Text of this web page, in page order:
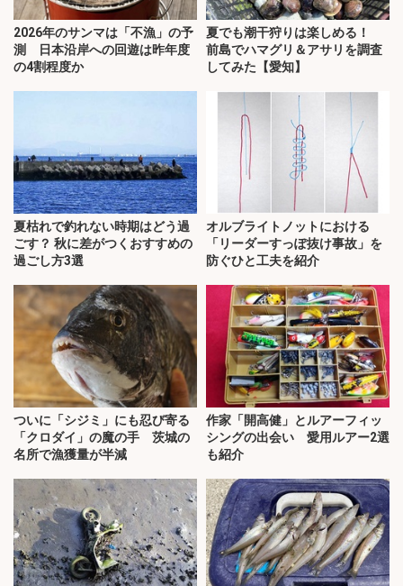
2026年のサンマは「不漁」の予
測 日本沿岸への回遊は昨年度
の4割程度か
夏でも潮干狩りは楽しめる！
前島でハマグリ＆アサリを調査
してみた【愛知】
夏枯れで釣れない時期はどう過
ごす？ 秋に差がつくおすすめの
過ごし方3選
オルブライトノットにおける
「リーダーすっぽ抜け事故」を
防ぐひと工夫を紹介
ついに「シジミ」にも忍び寄る
「クロダイ」の魔の手 茨城の
名所で漁獲量が半減
作家「開高健」とルアーフィッ
シングの出会い 愛用ルアー2選
も紹介